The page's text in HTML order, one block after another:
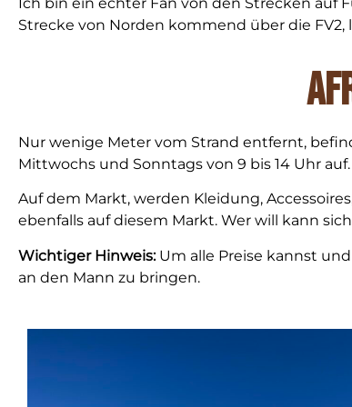
Ich bin ein echter Fan von den Strecken auf
Strecke von Norden kommend über die FV2,
Nur wenige Meter vom Strand entfernt,
Mittwochs und Sonntags von 9 bis 14 Uhr auf.
Auf dem Markt, werden Kleidung,
ebenfalls auf diesem Markt. Wer will kann
Wichtiger Hinweis:Um alle Preise kannst
an den Mann zu bringen.